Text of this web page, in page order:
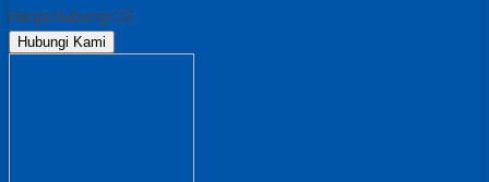
Harga Hubungi CS
Hubungi Kami